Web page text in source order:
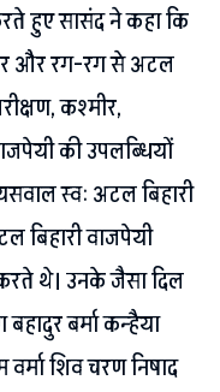
हुए सासंद ने कहा कि
और रग-रग से अटल
कश्मीर,
की उपलब्धियों
स्व: अटल बिहारी
बिहारी वाजपेयी
करते थे। उनके जैसा दिल
बर्मा कन्हैया
वर्मा शिव चरण निषाद